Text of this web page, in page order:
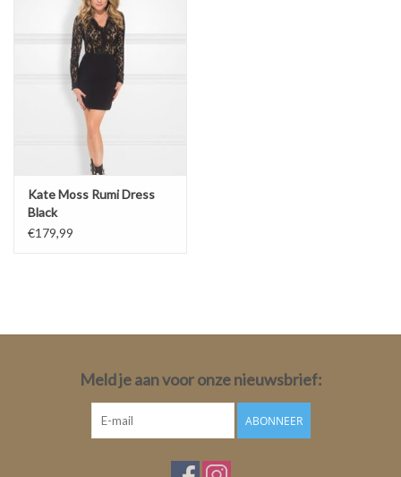
Kate Moss Rumi Dress
Black
€179,99
Meld je aan voor onze nieuwsbrief:
ABONNEER